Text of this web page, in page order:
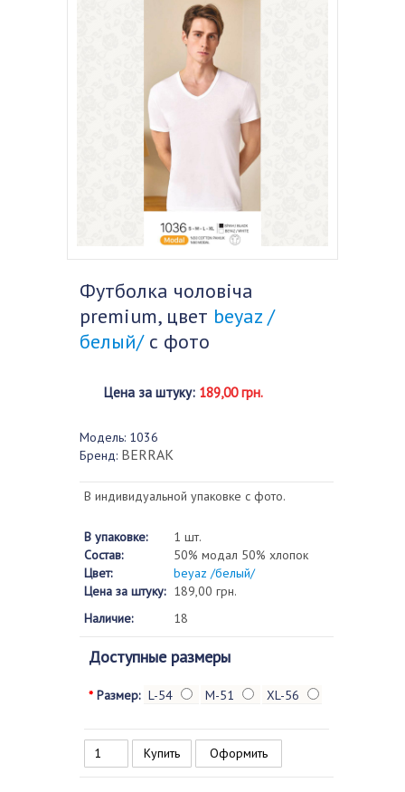
Футболка чоловіча
premium, цвет beyaz /
белый/с фото
Цена за штуку: 189,00 грн.
Модель: 1036
Бренд: BERRAK
В индивидуальной упаковке с фото.
В упаковке:
1 шт.
Состав:
50% модал 50% хлопок
Цвет:
beyaz /белый/
Цена за штуку: 189,00 грн.
Наличие:
18
Доступные размеры
* Размер: L-54 M-51 XL-56
Оформить